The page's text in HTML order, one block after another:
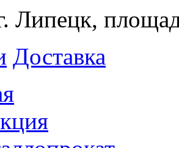
Липецк,
Доставка